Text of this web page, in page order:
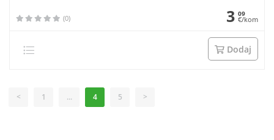
(0) 3 09
€/kom
Dodaj
< 1 ... 4 5 >